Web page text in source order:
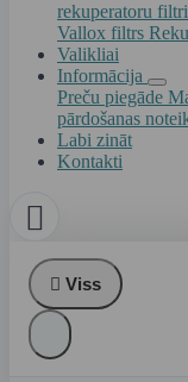
rekuperatoru filtri
Vallox filtrs
Valikliai
Informācija
Preču piegāde
pārdošanas
Labi zināt
Kontakti

 Viss